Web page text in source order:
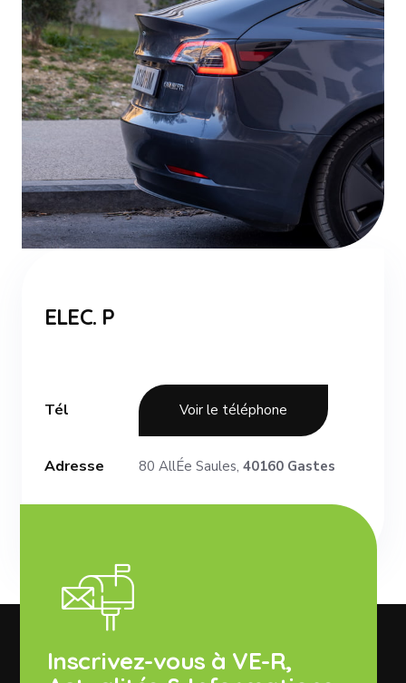
ELEC. P
Tél Voir le téléphone
Adresse 80 AllÉe Saules, 40160 Gastes
Inscrivez-vous à VE-R,